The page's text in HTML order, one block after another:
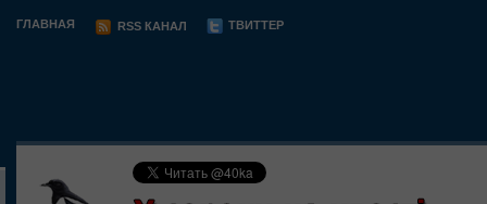
ГЛАВНАЯ RSS КАНАЛ ТВИТТЕР